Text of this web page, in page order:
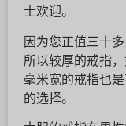
士欢迎。
因为您正值三十多
所以较厚的戒指
毫米宽的戒指也
的选择。